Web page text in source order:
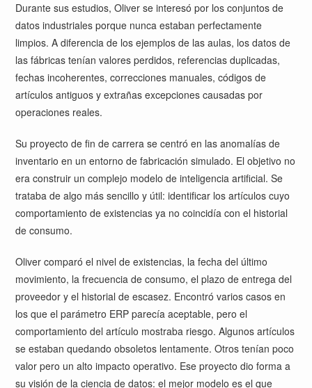
Durante sus estudios, Oliver se interesó por los conjuntos de
datos industriales porque nunca estaban perfectamente
limpios. A diferencia de los ejemplos de las aulas, los datos de
las fábricas tenían valores perdidos, referencias duplicadas,
fechas incoherentes, correcciones manuales, códigos de
artículos antiguos y extrañas excepciones causadas por
operaciones reales.
Su proyecto de fin de carrera se centró en las anomalías de
inventario en un entorno de fabricación simulado. El objetivo no
era construir un complejo modelo de inteligencia artificial. Se
trataba de algo más sencillo y útil: identificar los artículos cuyo
comportamiento de existencias ya no coincidía con el historial
de consumo.
Oliver comparó el nivel de existencias, la fecha del último
movimiento, la frecuencia de consumo, el plazo de entrega del
proveedor y el historial de escasez. Encontró varios casos en
los que el parámetro ERP parecía aceptable, pero el
comportamiento del artículo mostraba riesgo. Algunos artículos
se estaban quedando obsoletos lentamente. Otros tenían poco
valor pero un alto impacto operativo. Ese proyecto dio forma a
su visión de la ciencia de datos: el mejor modelo es el que